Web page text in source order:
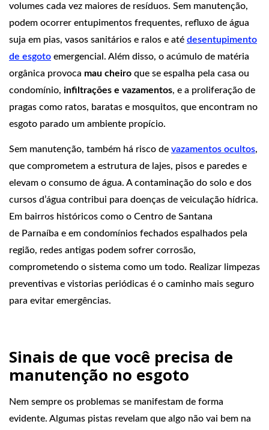
volumes cada vez maiores de resíduos. Sem manutenção,
podem ocorrer entupimentos frequentes, refluxo de água
suja em pias, vasos sanitários e ralos e até desentupimento
de esgoto emergencial. Além disso, o acúmulo de matéria
orgânica provoca mau cheiro que se espalha pela casa ou
condomínio, infiltrações e vazamentos, e a proliferação de
pragas como ratos, baratas e mosquitos, que encontram no
esgoto parado um ambiente propício.
Sem manutenção, também há risco de vazamentos ocultos,
que comprometem a estrutura de lajes, pisos e paredes e
elevam o consumo de água. A contaminação do solo e dos
cursos d’água contribui para doenças de veiculação hídrica.
Em bairros históricos como o Centro de Santana
de Parnaíba e em condomínios fechados espalhados pela
região, redes antigas podem sofrer corrosão,
comprometendo o sistema como um todo. Realizar limpezas
preventivas e vistorias periódicas é o caminho mais seguro
para evitar emergências.
Sinais de que você precisa de
manutenção no esgoto
Nem sempre os problemas se manifestam de forma
evidente. Algumas pistas revelam que algo não vai bem na